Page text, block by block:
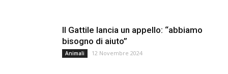
Il Gattile lancia un appello: “abbiamo
bisogno di aiuto”
Animali 12 Novembre 2024